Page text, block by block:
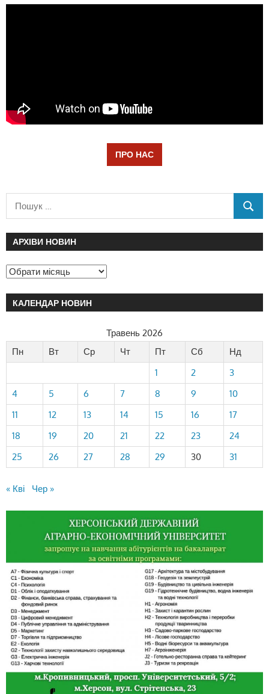
ПРО НАС
АРХІВИ НОВИН
КАЛЕНДАР НОВИН
Травень 2026
Пн
Вт Ср Чт Пт Сб
Нд
1
2
3
4
5 6 7 8 9
10
11
12 13 14 15 16
17
18
19 20 21 22 23
24
25
26 27 28 29 30 31
« Кві Чер »